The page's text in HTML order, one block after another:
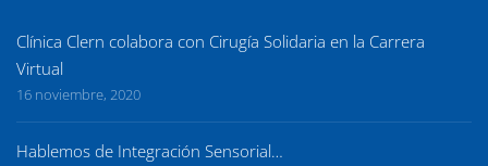
Clínica Clern colabora con Cirugía Solidaria en la Carrera
Virtual
16 noviembre, 2020
Hablemos de Integración Sensorial…